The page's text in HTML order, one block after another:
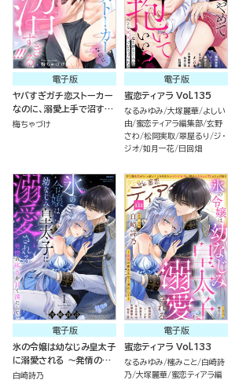
電子版
ヤバすぎガチ恋ストーカー
なのに、溺愛上手で沼すぎ
る!!!（単話版）
梅ちゃづけ
電子版
蜜恋ティアラ Vol.135
なるみゆみ 大塚麗華 よしい
由 蜜恋ティアラ編集部 玄野
さわ 松岡実取 翠屋るり
ジ・
ジオ 如月一花 日回畑
電子版
氷の令嬢は幼なじみ皇太子
に溺愛される ～発情の疼
きを甘く満たして～ （1）
白崎詩乃
電子版
蜜恋ティアラ Vol.133
なるみゆみ 櫁みこと
白崎詩
乃 大塚麗華 蜜恋ティアラ編